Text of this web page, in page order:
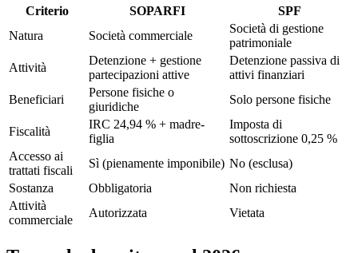
Criterio SOPARFI
SPF
Natura
Società commerciale
Società di gestione
patrimoniale
Attività
Detenzione + gestione
partecipazioni attive
Detenzione passiva di
attivi finanziari
Beneficiari
Persone fisiche o
giuridiche
Solo persone fisiche
Fiscalità
IRC 24,94 % + madre-
figlia
Imposta di
sottoscrizione 0,25 %
Accesso ai
trattati fiscali
Sì (pienamente imponibile) No (esclusa)
Sostanza
Obbligatoria
Non richiesta
Attività
commerciale
Autorizzata Vietata